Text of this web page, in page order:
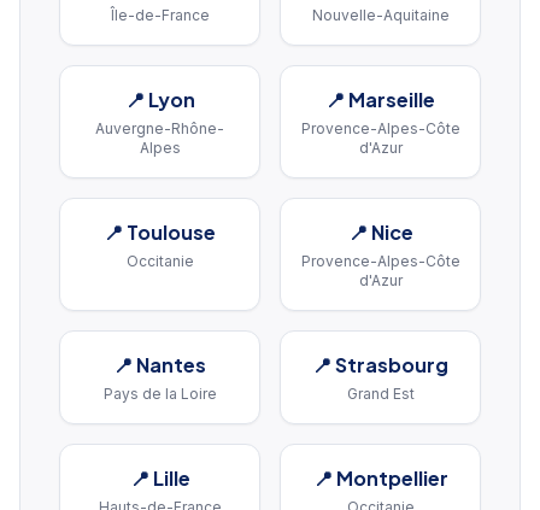
Île-de-France Nouvelle-Aquitaine
📍 Lyon
Auvergne-Rhône-
Alpes
📍 Marseille
Provence-Alpes-Côte
d'Azur
📍 Toulouse
Occitanie
📍 Nice
Provence-Alpes-Côte
d'Azur
📍 Nantes
Pays de la Loire
📍Strasbourg
Grand Est
📍 Lille 📍 Montpellier